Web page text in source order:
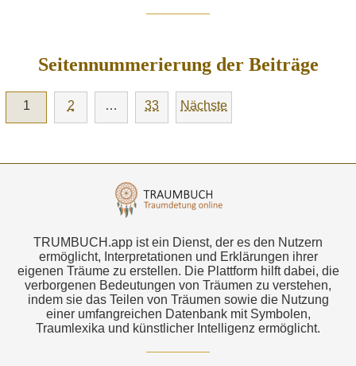
Seitennummerierung der Beiträge
1 2 … 33 Nächste
TRUMBUCH.app ist ein Dienst, der es den Nutzern
ermöglicht, Interpretationen und Erklärungen ihrer
eigenen Träume zu erstellen. Die Plattform hilft dabei, die
verborgenen Bedeutungen von Träumen zu verstehen,
indem sie das Teilen von Träumen sowie die Nutzung
einer umfangreichen Datenbank mit Symbolen,
Traumlexika und künstlicher Intelligenz ermöglicht.